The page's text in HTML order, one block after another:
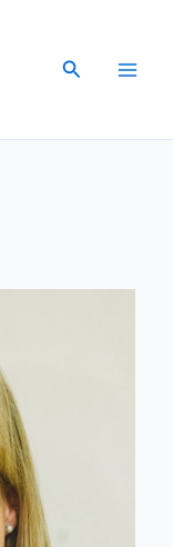
Buscar